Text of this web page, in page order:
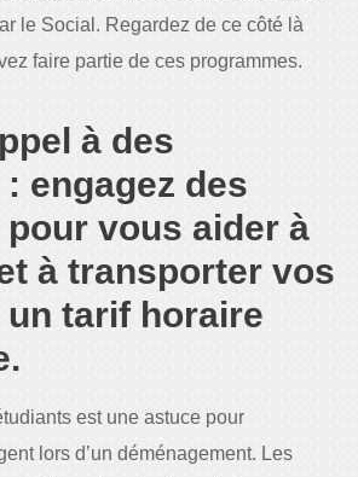
le Social. Regardez de ce côté là
faire partie de ces programmes.
à des
engagez des
vous aider à
à transporter vos
tarif horaire
est une astuce pour
lors d’un déménagement. Les